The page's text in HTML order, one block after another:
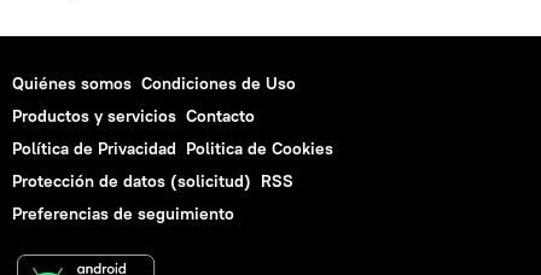
Quiénes somos Condiciones de Uso
Productos y servicios Contacto
Política de Privacidad Politica de Cookies
Protección de datos (solicitud) RSS
Preferencias de seguimiento